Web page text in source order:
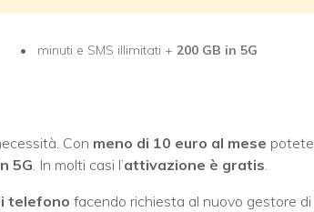
minuti e SMS illimitati + 200 GB in 5G
Con meno di 10 euro al mese potete
5G . In molti casi l’attivazione è gratis
telefono facendo richiesta al nuovo gestore di